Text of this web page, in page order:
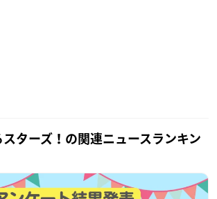
ターズ！の関連ニュースランキン